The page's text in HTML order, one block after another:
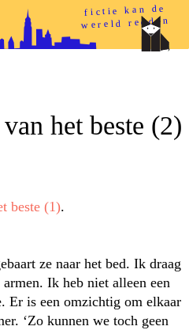
fictie kan de
wereld redden
het beste (2)
beste (1).
ze naar het bed. Ik draag
Ik heb niet alleen een
Er is een omzichtig om elkaar
‘Zo kunnen we toch geen